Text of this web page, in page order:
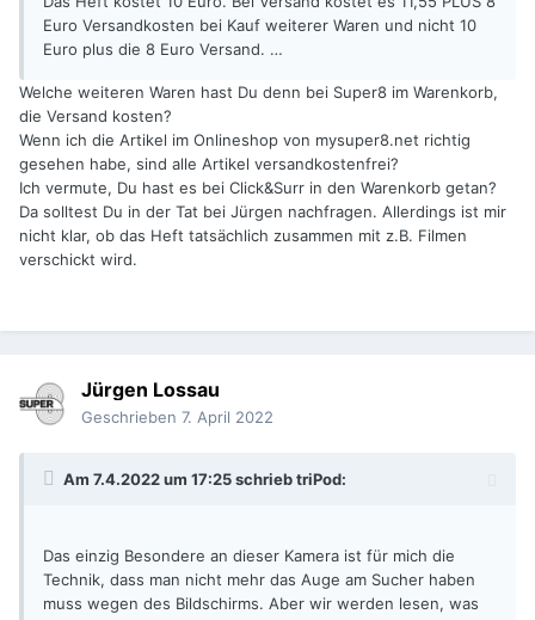
Euro Versandkosten bei Kauf weiterer Waren und nicht 10
Euro plus die 8 Euro Versand. …
Welche weiteren Waren hast Du denn bei Super8 im Warenkorb,
die Versand kosten?
Wenn ich die Artikel im Onlineshop von mysuper8.net richtig
gesehen habe, sind alle Artikel versandkostenfrei?
Ich vermute, Du hast es bei Click&Surr in den Warenkorb getan?
Da solltest Du in der Tat bei Jürgen nachfragen. Allerdings ist mir
nicht klar, ob das Heft tatsächlich zusammen mit z.B. Filmen
verschickt wird.
Jürgen Lossau
Geschrieben 7. April 2022
Am 7.4.2022 um 17:25 schriebtriPod:
Das einzig Besondere an dieser Kamera ist für mich die
Technik, dass man nicht mehr das Auge am Sucher haben
muss wegen des Bildschirms. Aber wir werden lesen, was